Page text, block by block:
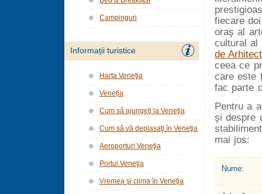
fiecare
oraş al
cultural
de
ceea ce
care este
fac parte
Pentru a
şi despre
mai jos:
Nume:
Campinguri
Informații turistice
Harta Veneţia
Veneția
Cum să ajungeţi la Veneţia
Cum să vă deplasaţi în Veneţia
Aeroporturi Veneţia
Portul Veneţia
Vremea şi clima în Veneţia